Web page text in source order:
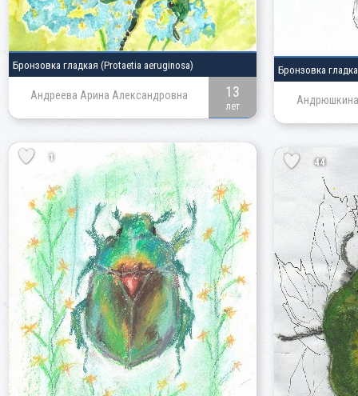
Бронзовка гладкая (Protaetia aeruginosa)
Андреева Арина Александровна 13
лет
Бронзовка
1 44